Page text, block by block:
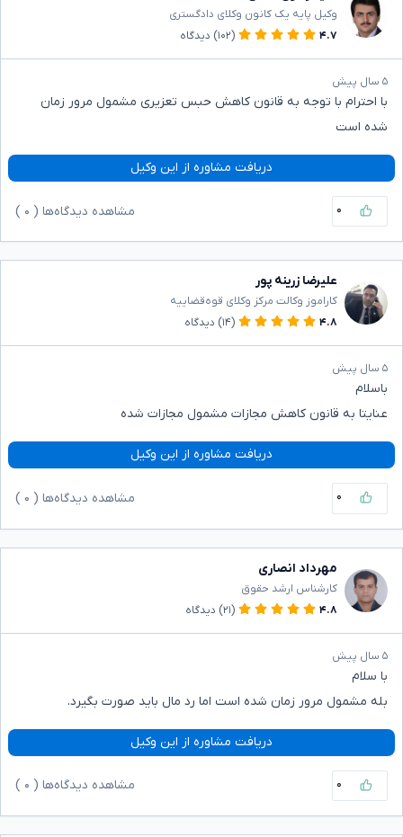
وکیل پایه یک کانون وکلای دادگستری
۴.۷
(۱۰۲) دیدگاه
۵ سال پیش
با احترام با توجه به قانون کاهش حبس تعزیری مشمول مرور زمان
شده است
دریافت مشاوره از این وکیل
۰ مشاهده دیدگاه‌ها ( ۰
علیرضا زرینه پور
کاراموز وکالت مرکز وکلای قوه‌قضاییه
۴.۸
(۱۴) دیدگاه
۵ سال پیش
باسلام
عنایتا به قانون کاهش مجازات مشمول مجازات شده
دریافت مشاوره از این وکیل
۰ مشاهده دیدگاه‌ها ( ۰
مهرداد انصاری
کارشناس ارشد حقوق
۴.۸
(۲۱) دیدگاه
۵ سال پیش
با سلام
بله مشمول مرور زمان شده است اما رد مال باید صورت بگیرد.
دریافت مشاوره از این وکیل
۰ مشاهده دیدگاه‌ها ( ۰